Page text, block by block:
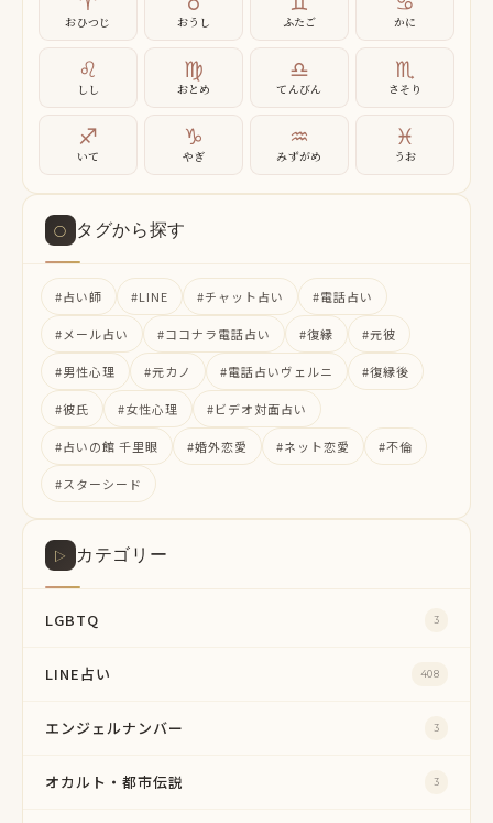
おひつじ おうし ふたご かに
♌
しし
♍
おとめ
♎
てんびん
♏
さそり
♐
いて
♑
やぎ
♒
みずがめ
♓
うお
○ タグから探す
#占い師 #LINE #チャット占い #電話占い
#メール占い #ココナラ電話占い #復縁 #元彼
#男性心理 #元カノ #電話占いヴェルニ #復縁後
#彼氏 #女性心理 #ビデオ対面占い
#占いの館 千里眼 #婚外恋愛 #ネット恋愛 #不倫
#スターシード
▷ カテゴリー
LGBTQ 3
LINE占い 408
エンジェルナンバー 3
オカルト・都市伝説 3